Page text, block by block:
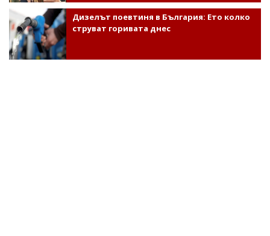
Дизелът поевтиня в България: Ето колко
струват горивата днес